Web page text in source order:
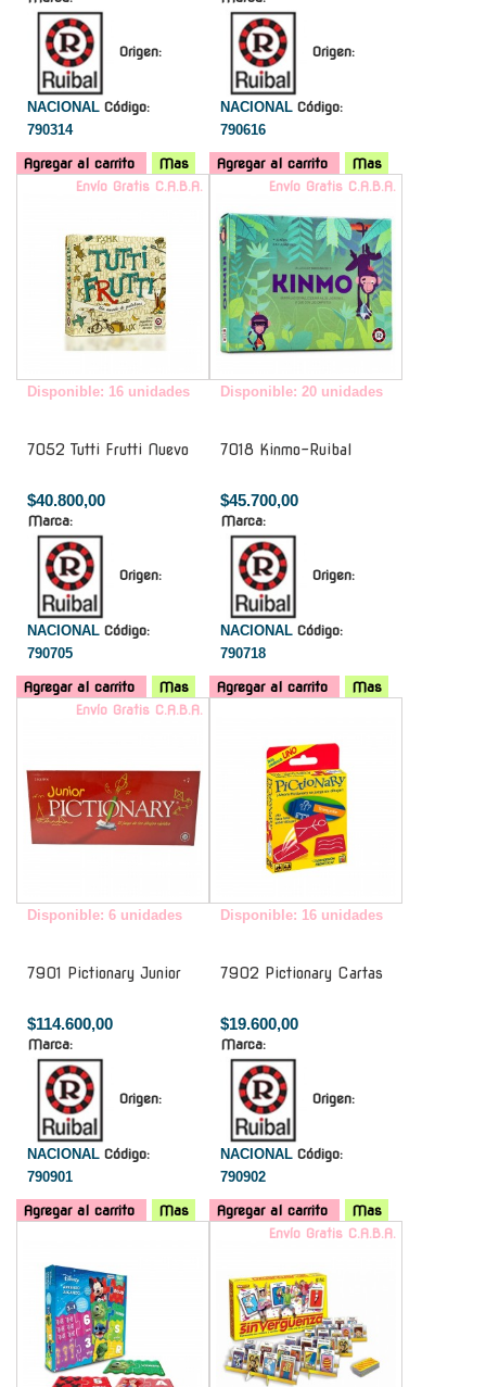
Origen:
NACIONAL Código:
790314
Agregar al carrito Mas
Origen:
NACIONAL Código:
790616
Agregar al carrito
Mas
Envío Gratis C.A.B.A.
Disponible: 16 unidades
7052 Tutti Frutti Nuevo
$40.800,00
Marca:
Origen:
NACIONAL Código:
790705
Agregar al carrito Mas
Envío Gratis C.A.B.A.
Disponible: 20 unidades
7018 Kinmo-Ruibal
$45.700,00
Marca:
Origen:
NACIONAL Código:
790718
Agregar al carrito
Mas
Envío Gratis C.A.B.A.
Disponible: 6 unidades
7901 Pictionary Junior
$114.600,00
Marca:
Origen:
NACIONAL Código:
790901
Agregar al carrito Mas
Disponible: 16 unidades
7902 Pictionary Cartas
$19.600,00
Marca:
Origen:
NACIONAL Código:
790902
Agregar al carrito
Mas
Envío Gratis C.A.B.A.